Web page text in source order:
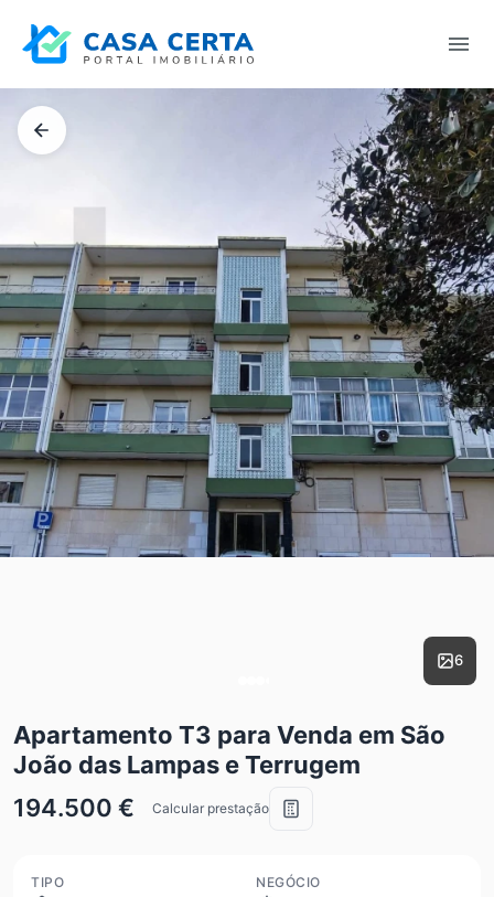
6
Apartamento T3 para Venda em São
João das Lampas e Terrugem
194.500 €
Calcular prestação
TIPO NEGÓCIO